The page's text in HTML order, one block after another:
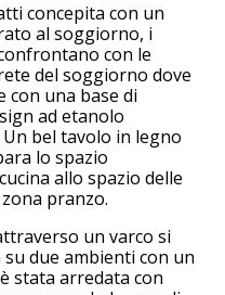
concepita con un
al soggiorno, i
con le
del soggiorno dove
una base di
ad etanolo
bel tavolo in legno
lo spazio
allo spazio delle
pranzo.
un varco si
due ambienti con un
stata arredata con